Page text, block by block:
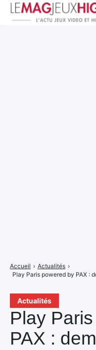
Actualités
Play
PAX :
Accueil › Actualités ›
Play Paris powered by PAX :